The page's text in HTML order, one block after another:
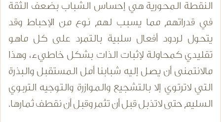
النقطة المحورية هي إحساس الشباب بضعف الثقة
في قدراتهم مما يسبب لهم نوع من الإحباط وقد
يتحول لردود أفعال سلبية بالتمرد على كل ماهو
تقليدي كمحاولة لإثبات الذات بشكل خاطيء، وهذا
مالانتمنى أن يصل إليه شبابنا أمل المستقبل والبذرة
التي لاترتوي إلا بالتشجيع والموازرة والتوجيه التربوي
السليم حتى لاتذبل قبل أن تثمر وقبل أن نقطف ثمارها.